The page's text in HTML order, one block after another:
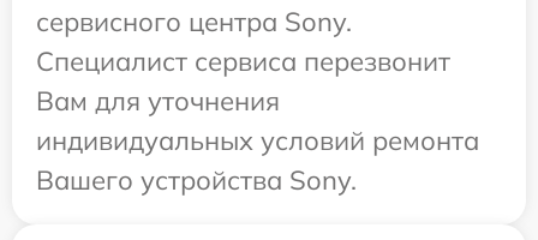
сервисного центра Sony.
Специалист сервиса перезвонит
Вам для уточнения
индивидуальных условий ремонта
Вашего устройства Sony.